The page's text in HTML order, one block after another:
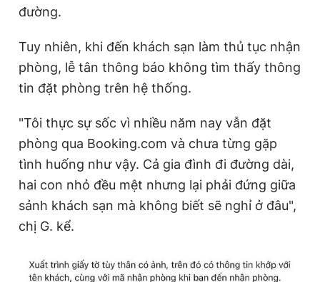
đường.
Tuy nhiên, khi đến khách sạn làm thủ tục nhận
phòng, lễ tân thông báo không tìm thấy thông
tin đặt phòng trên hệ thống.
"Tôi thực sự sốc vì nhiều năm nay vẫn đặt
phòng qua Booking.com và chưa từng gặp
tình huống như vậy. Cả gia đình đi đường dài,
hai con nhỏ đều mệt nhưng lại phải đứng giữa
sảnh khách sạn mà không biết sẽ nghỉ ở đâu",
chị G. kể.